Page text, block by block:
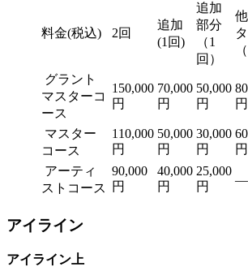
料金(税込) 2回
追加
(1回)
追加
部分
（1
回）
グラント
マスターコ
ース
150,000
円
70,000
円
50,000
円
円
マスター
コース
110,000
円
50,000
円
30,000
円
円
アーティ
ストコース
90,000
円
40,000
円
25,000
円
―
アイライン
アイライン上